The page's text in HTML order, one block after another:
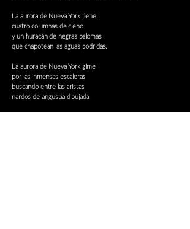
La aurora de Nueva York tiene
cuatro columnas de cieno
y un huracán de negras palomas
que chapotean las aguas podridas.
La aurora de Nueva York gime
por las inmensas escaleras
buscando entre las aristas
nardos de angustia dibujada.